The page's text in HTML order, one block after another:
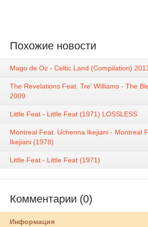
Похожие новости
Mago de Oz - Celtic Land (Compilation)
The Revelations Feat. Tre' Williams - The
2009
Little Feat - Little Feat (1971) LOSSLESS
Montreal Feat. Uchenna Ikejiani - Montreal
Ikejiani (1978)
Little Feat - Little Feat (1971)
Комментарии (0)
Информация